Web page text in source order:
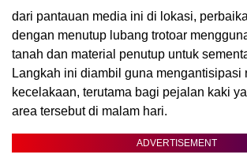
dari pantauan media ini di lokasi,
dengan menutup lubang trotoar
tanah dan material penutup untuk
Langkah ini diambil guna mengantisipasi
kecelakaan, terutama bagi pejalan kaki
area tersebut di malam hari.
ADVERTISEMENT